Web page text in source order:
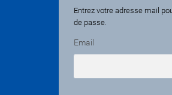
Entrez votre adresse mail
de passe.
Email